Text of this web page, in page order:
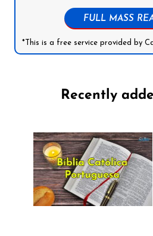
FULL MASS
*This is a free service provided by
Recently